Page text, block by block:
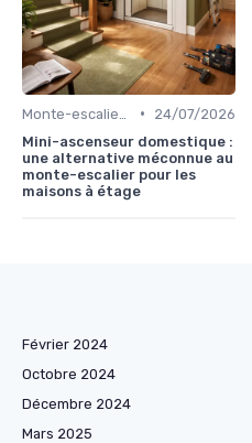
•
24/07/2026
Mini-ascenseur domestique :
une alternative méconnue au
monte-escalier pour les
maisons à étage
Février 2024
Octobre 2024
Décembre 2024
Mars 2025